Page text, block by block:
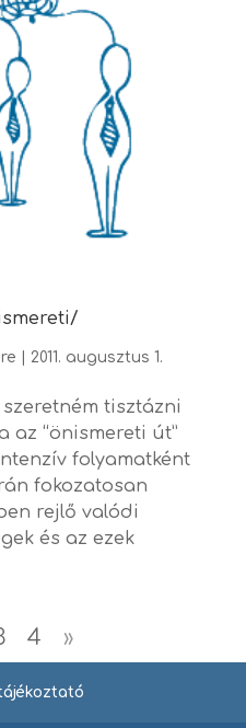
2011. augusztus 1.
tisztázni
az “önismereti út”
folyamatként
fokozatosan
rejlő valódi
és az ezek
4 »